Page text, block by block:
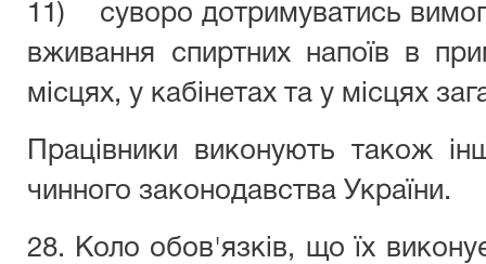
11) суворо дотримуватись
вживання спиртних напоїв в
місцях, у кабінетах та у місцях
Працівники виконують також
чинного законодавства України.
28. Коло обов'язків, що їх